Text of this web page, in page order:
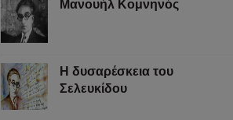
Μανουήλ Κομνηνός
Η δυσαρέσκεια του
Σελευκίδου